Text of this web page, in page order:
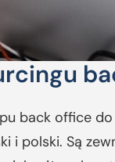
back office
i polski. Są